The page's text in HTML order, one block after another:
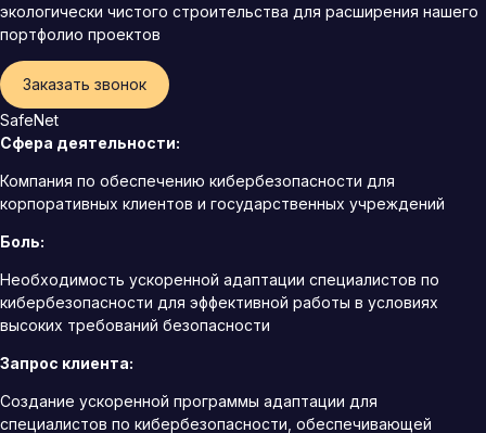
экологически чистого строительства для расширения нашего
портфолио проектов
Заказать звонок
SafeNet
Сфера деятельности:
Компания по обеспечению кибербезопасности для
корпоративных клиентов и государственных учреждений
Боль:
Необходимость ускоренной адаптации специалистов по
кибербезопасности для эффективной работы в условиях
высоких требований безопасности
Запрос клиента:
Создание ускоренной программы адаптации для
специалистов по кибербезопасности, обеспечивающей